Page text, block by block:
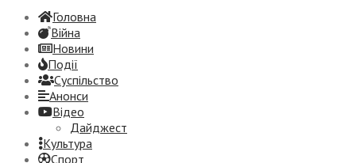
Головна
Війна
Новини
Події
Суспiльство
Анонси
Відео
Дайджест
Культура
Спорт